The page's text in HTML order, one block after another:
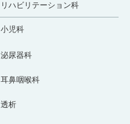
リハビリテーション科
小児科
泌尿器科
耳鼻咽喉科
透析